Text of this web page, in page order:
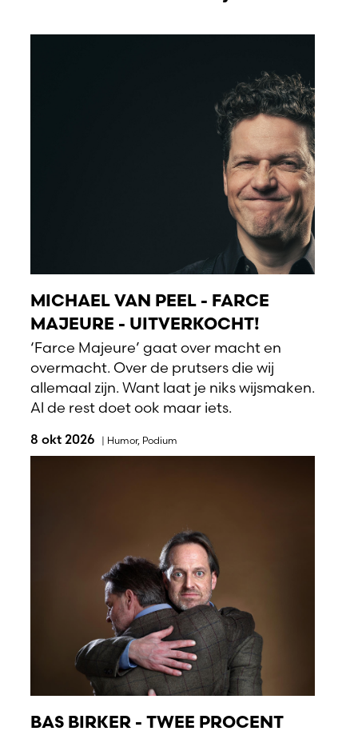
MICHAEL VAN PEEL - FARCE
MAJEURE - UITVERKOCHT!
‘Farce Majeure’ gaat over macht en
overmacht. Over de prutsers die wij
allemaal zijn. Want laat je niks wijsmaken.
Al de rest doet ook maar iets.
8 okt 2026 | Humor, Podium
BAS BIRKER - TWEE PROCENT